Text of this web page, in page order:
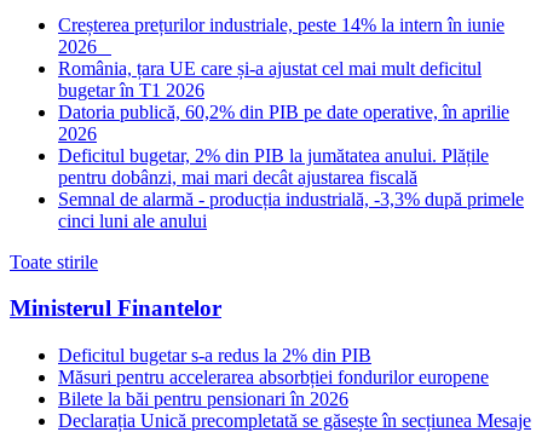
Creșterea prețurilor industriale, peste 14% la intern în iunie
2026
România, țara UE care și-a ajustat cel mai mult deficitul
bugetar în T1 2026
Datoria publică, 60,2% din PIB pe date operative, în aprilie
2026
Deficitul bugetar, 2% din PIB la jumătatea anului. Plățile
pentru dobânzi, mai mari decât ajustarea fiscală
Semnal de alarmă - producția industrială, -3,3% după primele
cinci luni ale anului
Toate stirile
Ministerul Finantelor
Deficitul bugetar s-a redus la 2% din PIB
Măsuri pentru accelerarea absorbției fondurilor europene
Bilete la băi pentru pensionari în 2026
Declarația Unică precompletată se găsește în secțiunea Mesaje